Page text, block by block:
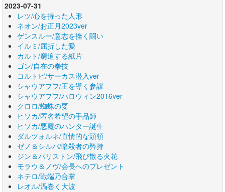
2023-07-31
レツ/心を持った人形
ネオン/お正月2023ver
ゲンスルー/意志を挫く闘い
イルミ/屈折した愛
カルト/窮追する紙片
ゴン/自在の拳技
コルトピ/サーカス潜入ver
シャウアプフ/王を導く参謀
シャウアプフ/ハロウィン2016ver
クロロ/蜘蛛の要
ヒソカ/匿名希望の手品師
ヒソカ/悪魔のハンター誕生
ダルツォルネ/直情的な頭領
ゼノ＆シルバ/暗殺者の矜持
ジン＆パリストン/飛び散る火花
モラウ＆ノヴ/会長へのプレゼント
ネテロ/戦端乃合掌
レオル/渦巻く大波